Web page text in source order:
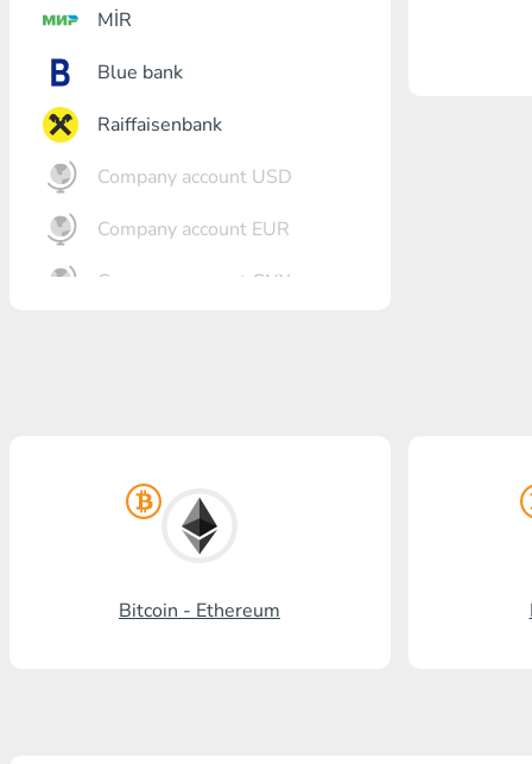
MİR
Blue bank
Raiffaisenbank
Company account USD
Company account EUR
Company account CNY
Promsvyazbank
Rus standardı
Bitcoin - Ethereum